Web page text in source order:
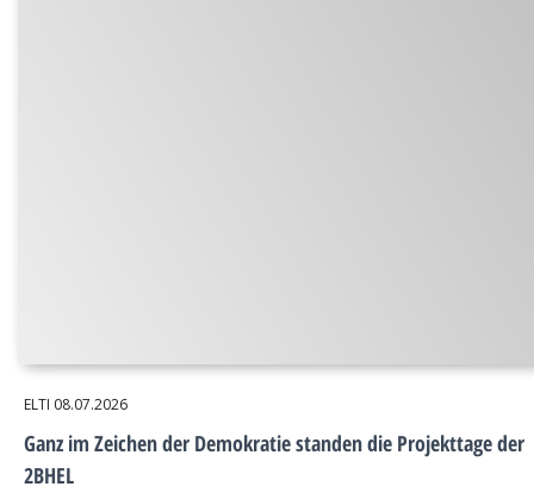
ELTI 08.07.2026
Ganz im Zeichen der Demokratie standen die Projekttage der
2BHEL